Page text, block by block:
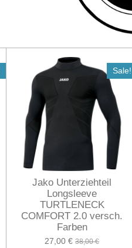
Sale!
Jako Unterziehteil
Longsleeve
TURTLENECK
COMFORT 2.0 versch.
Farben
27,00 € 38,00 €